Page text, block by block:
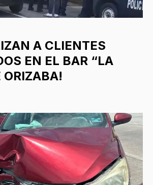
A CLIENTES
EN EL BAR “LA
ORIZABA!